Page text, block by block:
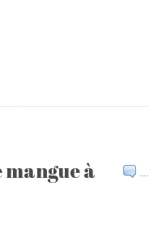
…
mangue à